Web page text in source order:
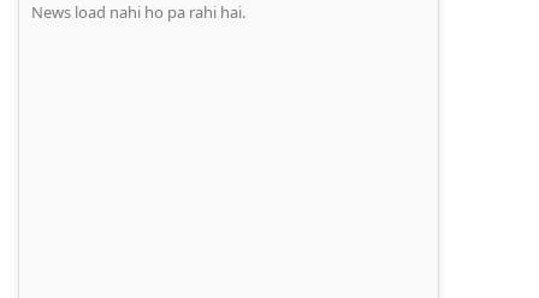
News load nahi ho pa rahi hai.